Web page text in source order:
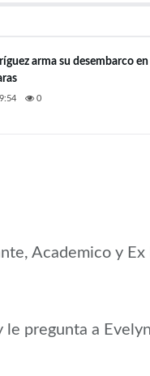
arma su desembarco
0
Academico y Ex
le pregunta a